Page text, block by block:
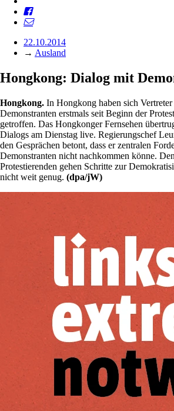
22.10.2014
→ Ausland
Hongkong: Dialog mit
Hongkong. In Hongkong haben sich
Demonstranten erstmals seit Beginn der
getroffen. Das Hongkonger Fernsehen
Dialogs am Dienstag live. Regierungschef
den Gesprächen betont, dass er zentralen
Demonstranten nicht nachkommen könne.
Protestierenden gehen Schritte zur
nicht weit genug. (dpa/jW)